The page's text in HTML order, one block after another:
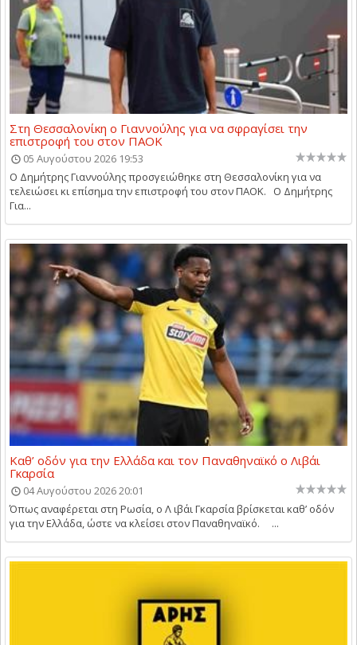
Στη Θεσσαλονίκη ο Γιαννούλης για να σφραγίσει την
επιστροφή του στον ΠΑΟΚ
05 Αυγούστου 2026 19:53
Ο Δημήτρης Γιαννούλης προσγειώθηκε στη Θεσσαλονίκη για να
τελειώσει κι επίσημα την επιστροφή του στον ΠΑΟΚ. Ο Δημήτρης
Για...
Καθ’ οδόν για την Ελλάδα και τον Παναθηναϊκό ο Λιβάι
Γκαρσία
04 Αυγούστου 2026 20:01
Όπως αναφέρεται στη Ρωσία, ο Λ ιβάι Γκαρσία βρίσκεται καθ’ οδόν
για την Ελλάδα, ώστε να κλείσει στον Παναθηναϊκό. ...